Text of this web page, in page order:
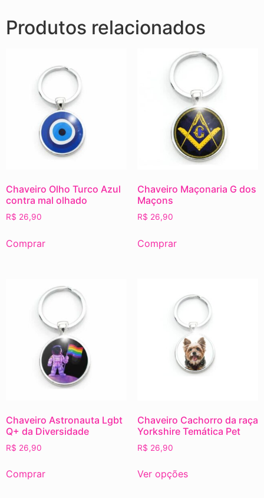
Produtos relacionados
Chaveiro Olho Turco Azul
contra mal olhado
R$ 26,90
Comprar
Chaveiro Maçonaria G dos
Maçons
R$ 26,90
Comprar
Chaveiro Astronauta Lgbt
Q+ da Diversidade
R$ 26,90
Comprar
Chaveiro Cachorro da raça
Yorkshire Temática Pet
R$ 26,90
Ver opções